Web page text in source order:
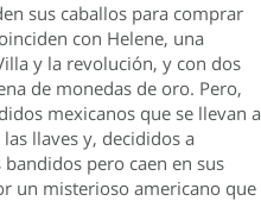
sus caballos para comprar
con Helene, una
y la revolución, y con dos
de monedas de oro. Pero,
mexicanos que se llevan a
llaves y, decididos a
pero caen en sus
un misterioso americano que